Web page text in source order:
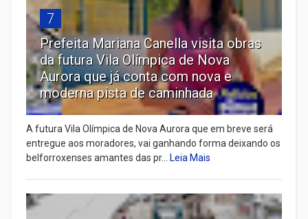
7
Prefeita Mariana Canella visita obras
da futura Vila Olímpica de Nova
Aurora que já conta com nova e
moderna pista de caminhada
A futura Vila Olímpica de Nova Aurora que em breve será
entregue aos moradores, vai ganhando forma deixando os
belforroxenses amantes das pr...
Leia Mais